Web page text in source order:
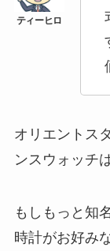
オリエントス
ンスウォッチ
もしもっと知
時計がお好み